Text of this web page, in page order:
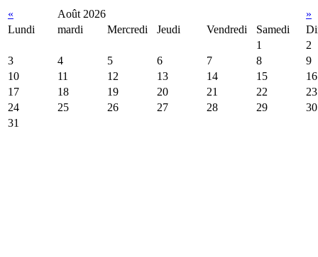
« Août 2026
»
Lundi
mardi Mercredi Jeudi Vendredi Samedi
1
2
3
4 5 6 7 8
9
10
11 12 13 14 15
16
17
18 19 20 21 22
23
24
25 26 27 28 29
30
31